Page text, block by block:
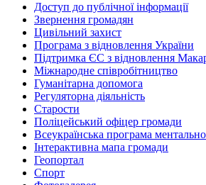
Доступ до публічної інформації
Звернення громадян
Цивільний захист
Програма з відновлення України
Підтримка ЄС з відновлення
Міжнародне співробітництво
Гуманітарна допомога
Регуляторна діяльність
Старости
Поліцейський офіцер громади
Всеукраїнська програма
Інтерактивна мапа громади
Геопортал
Спорт